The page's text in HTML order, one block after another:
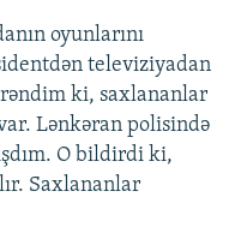
oyunlarını
televiziyadan
ki, saxlananlar
Lənkəran polisində
O bildirdi ki,
Saxlananlar